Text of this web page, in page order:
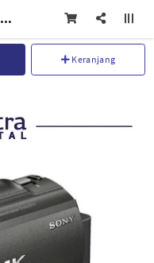
Sony FDR-AX40 Handycam Black
Keranjang